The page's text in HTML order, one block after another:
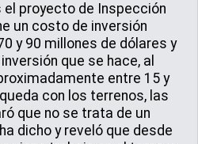
el proyecto de Inspección
un costo de inversión
y 90 millones de dólares y
que se hace, al
entre 15 y
con los terrenos, las
que no se trata de un
dicho y reveló que desde